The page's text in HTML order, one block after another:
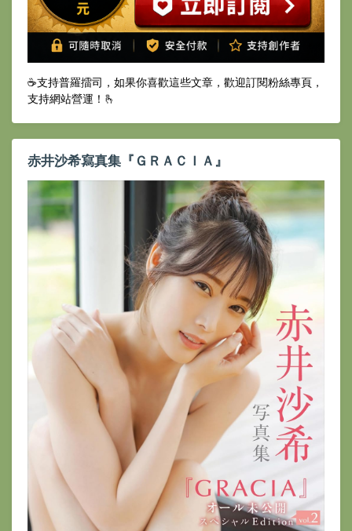
☕️支持普羅擂司，如果你喜歡這些文章，歡迎訂閱粉絲專頁，
支持網站營運！🫰
赤井沙希寫真集『ＧＲＡＣＩＡ』